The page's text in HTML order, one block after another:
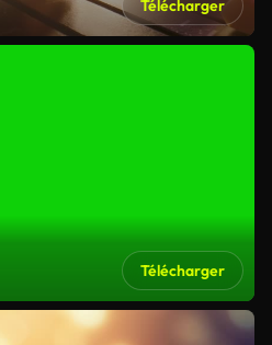
Télécharger
Télécharger